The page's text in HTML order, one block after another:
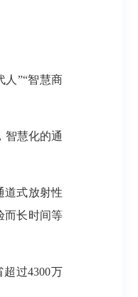
”“智慧商
慧化的通
式放射性
而长时间等
过4300万